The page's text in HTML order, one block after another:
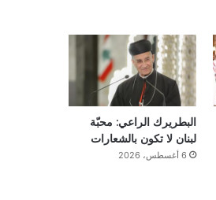
البطريرك الراعي: محبّة
لبنان لا تكون بالشعارات
6 أغسطس، 2026